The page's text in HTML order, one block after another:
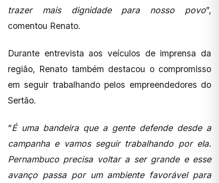
trazer mais dignidade para nosso povo”,
comentou Renato.
Durante entrevista aos veículos de imprensa da
região, Renato também destacou o compromisso
em seguir trabalhando pelos empreendedores do
Sertão.
“É uma bandeira que a gente defende desde a
campanha e vamos seguir trabalhando por ela.
Pernambuco precisa voltar a ser grande e esse
avanço passa por um ambiente favorável para